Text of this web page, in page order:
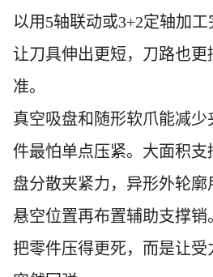
以用5轴联动或3+2定轴加工
让刀具伸出更短，刀路也更
准。
真空吸盘和随形软爪能减
件最怕单点压紧。大面积支
盘分散夹紧力，异形外轮
悬空位置再布置辅助支撑
把零件压得更死，而是让受